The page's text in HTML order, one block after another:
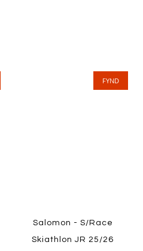
FYND
Salomon - S/Race
Skiathlon JR 25/26